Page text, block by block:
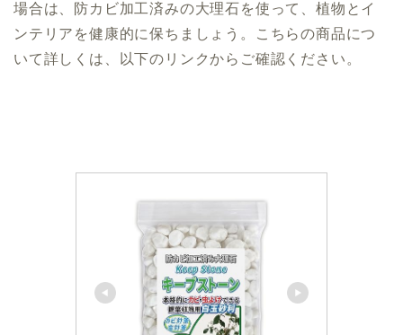
場合は、防カビ加工済みの大理石を使って、植物とイ
ンテリアを健康的に保ちましょう。こちらの商品につ
いて詳しくは、以下のリンクからご確認ください。